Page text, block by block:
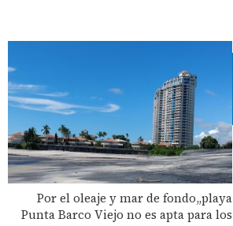
Por el oleaje y mar de fondo,,playa
Punta Barco Viejo no es apta para los